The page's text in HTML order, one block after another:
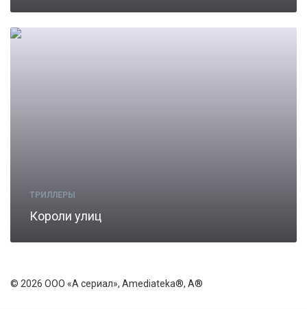
ТРИЛЛЕРЫ
Короли улиц
© 2026 ООО «А сериал», Amediateka®, A®